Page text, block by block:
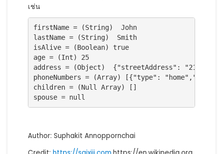
เช่น
firstName = (String)  John
lastName = (String)  Smith
isAlive = (Boolean) true
age = (Int) 25
address = (Object)  {"streetAddress": "21 2nd
phoneNumbers = (Array) [{"type":
children = (Null Array) []
spouse = null
Author: Suphakit Annoppornchai